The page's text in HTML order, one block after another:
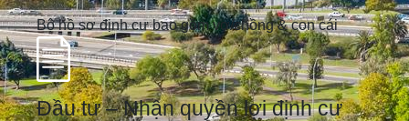
Bộ hồ sơ định cư bao gồm vợ/chồng & con cái
Đầu tư – Nhận quyền lợi định cư